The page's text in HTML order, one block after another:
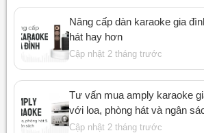
Nâng cấp dàn karaoke gia
hát hay hơn
Cập nhật 2 tháng trước
Tư vấn mua amply karaoke
với loa, phòng hát và ngân
Cập nhật 2 tháng trước